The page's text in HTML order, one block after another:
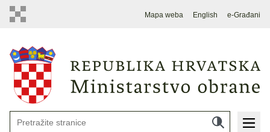
Mapa weba English e-Građani